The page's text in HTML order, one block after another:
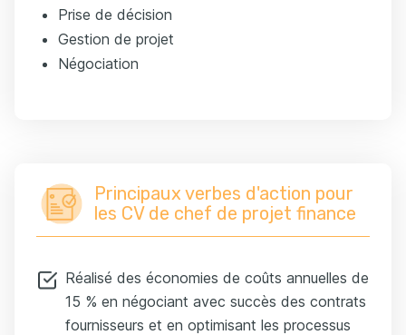
Prise de décision
Gestion de projet
Négociation
Principaux verbes d'action pour
les CV de chef de projet finance
Réalisé des économies de coûts annuelles de
15 % en négociant avec succès des contrats
fournisseurs et en optimisant les processus